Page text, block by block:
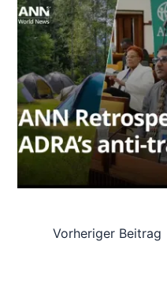
Vorheriger Beitrag